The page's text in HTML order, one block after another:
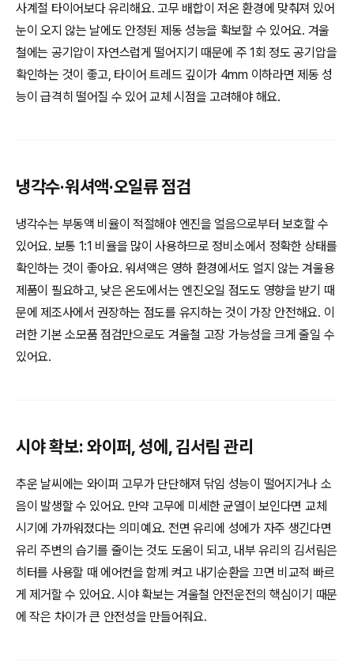
사계절 타이어보다 유리해요. 고무 배합이 저온 환경에 맞춰져 있어
눈이 오지 않는 날에도 안정된 제동 성능을 확보할 수 있어요. 겨울
철에는 공기압이 자연스럽게 떨어지기 때문에 주 1회 정도 공기압을
확인하는 것이 좋고, 타이어 트레드 깊이가 4mm 이하라면 제동 성
능이 급격히 떨어질 수 있어 교체 시점을 고려해야 해요.
냉각수·워셔액·오일류 점검
냉각수는 부동액 비율이 적절해야 엔진을 얼음으로부터 보호할 수
있어요. 보통 1:1 비율을 많이 사용하므로 정비소에서 정확한 상태를
확인하는 것이 좋아요. 워셔액은 영하 환경에서도 얼지 않는 겨울용
제품이 필요하고, 낮은 온도에서는 엔진오일 점도도 영향을 받기 때
문에 제조사에서 권장하는 점도를 유지하는 것이 가장 안전해요. 이
러한 기본 소모품 점검만으로도 겨울철 고장 가능성을 크게 줄일 수
있어요.
시야 확보: 와이퍼, 성에, 김서림 관리
추운 날씨에는 와이퍼 고무가 단단해져 닦임 성능이 떨어지거나 소
음이 발생할 수 있어요. 만약 고무에 미세한 균열이 보인다면 교체
시기에 가까워졌다는 의미예요. 전면 유리에 성에가 자주 생긴다면
유리 주변의 습기를 줄이는 것도 도움이 되고, 내부 유리의 김서림은
히터를 사용할 때 에어컨을 함께 켜고 내기순환을 끄면 비교적 빠르
게 제거할 수 있어요. 시야 확보는 겨울철 안전운전의 핵심이기 때문
에 작은 차이가 큰 안전성을 만들어줘요.